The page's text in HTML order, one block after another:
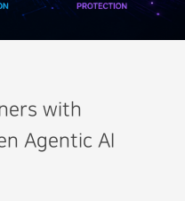
with
Agentic AI